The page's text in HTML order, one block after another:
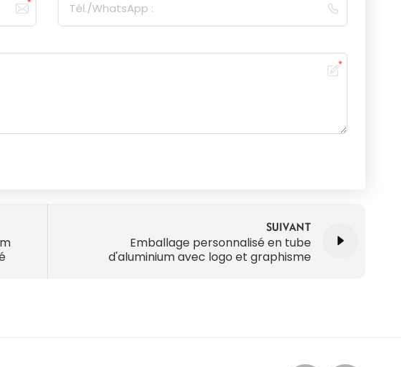
SUIVANT
Emballage personnalisé en tube
d'aluminium avec logo et graphisme